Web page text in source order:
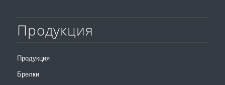
Продукция
Продукция
Брелки